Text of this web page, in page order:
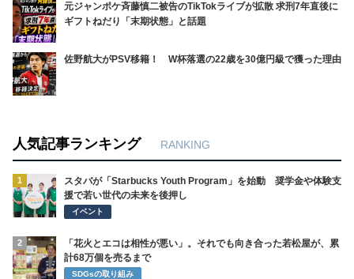
元ジャンポケ斉藤慎二被告のTikTokライブが拡散 求刑7年直後に
ギフトねだり「末期状態」と話題
佐野航大がPSV移籍！ W杯落選の22歳を30億円級で獲った理由
人気記事ランキング RANKING
1
スタバが「Starbucks Youth Program」を始動 奨学金や体験支
援で若い世代の未来を後押し
イベント
2
「花火とエコは相性が悪い」。それでも向き合った若松屋が、累
計68万個を売るまで
SDGsの取り組み